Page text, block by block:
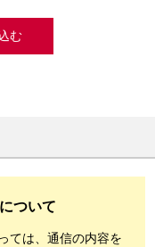
む
ついて
ては、通信の内容を